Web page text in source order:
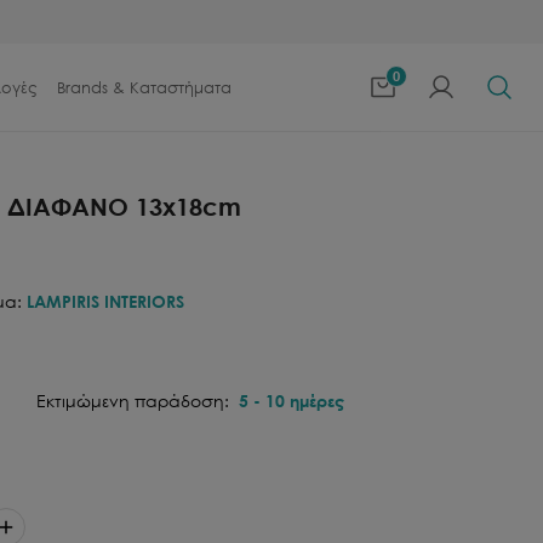
Brands & Καταστήματα
0
ΔΙΑΦΑΝΟ 13x18cm
LAMPIRIS INTERIORS
Εκτιμώμενη παράδοση: 5 - 10 ημέρες